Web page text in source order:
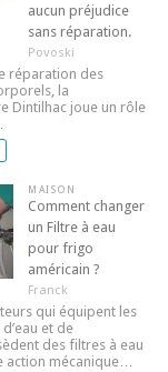
aucun préjudice
sans réparation.
Povoski
réparation des
la
Dintilhac joue un rôle
MAISON
Comment changer
un Filtre à eau
pour frigo
américain ?
Franck
qui équipent les
et de
des filtres à eau
action mécanique…